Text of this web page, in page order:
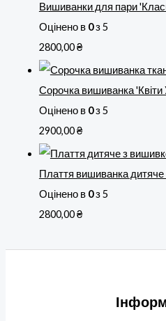
Вишиванки для пари
Оцінено в 0з 5
2800,00₴
Сорочка вишиванка 'Квіти
Оцінено в 0з 5
2900,00₴
Плаття вишиванка дитяче
Оцінено в 0з 5
2800,00₴